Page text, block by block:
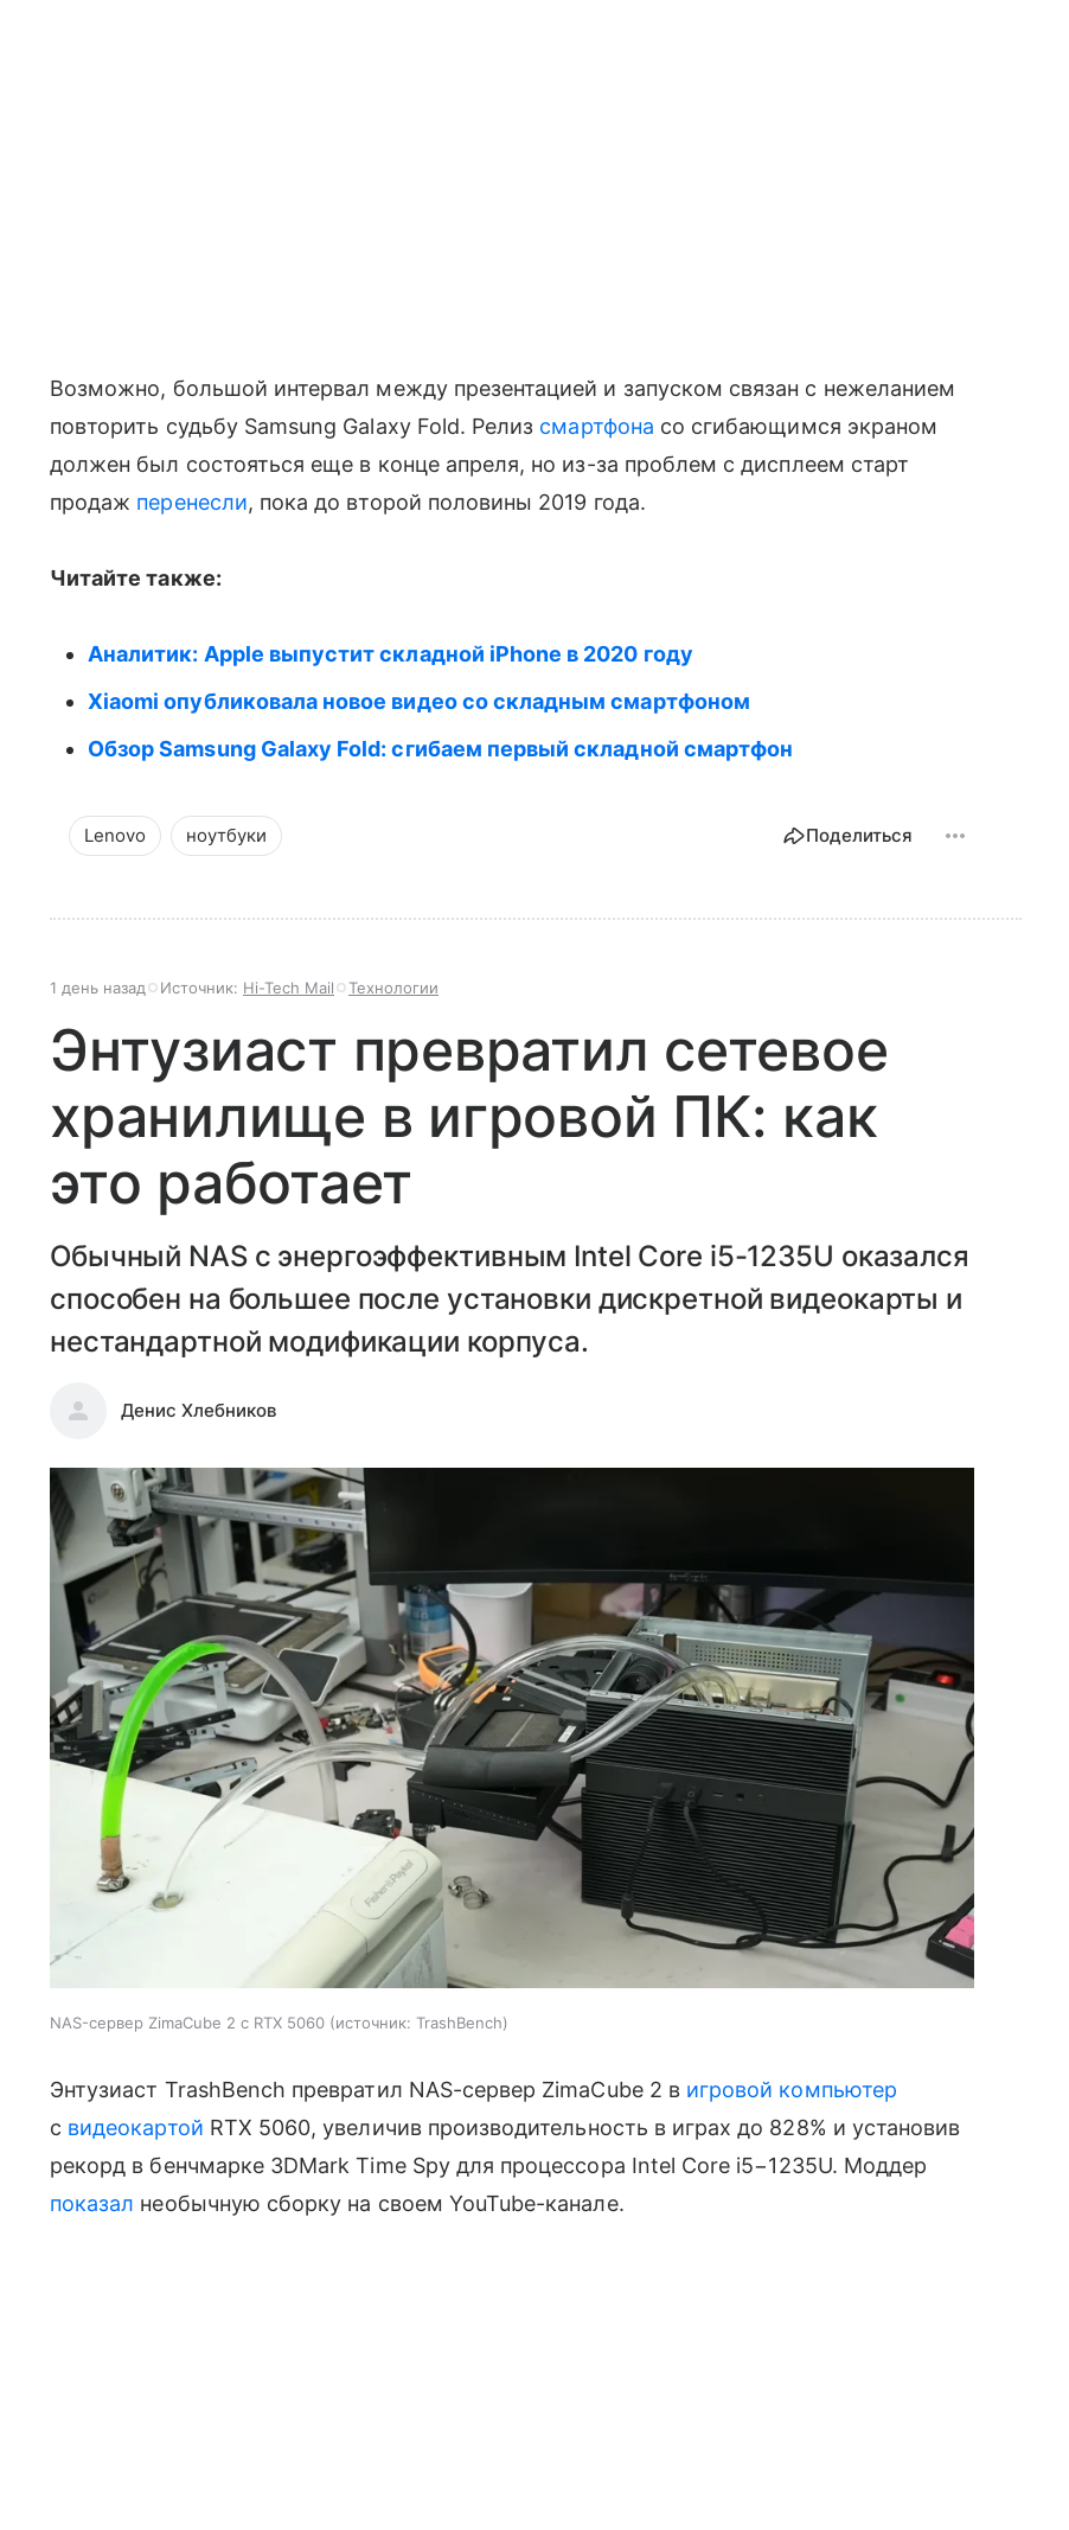
Возможно, большой интервал между презентацией и запуском связан с нежеланием
повторить судьбу Samsung Galaxy Fold. Релиз смартфона со сгибающимся экраном
должен был состояться еще в конце апреля, но из-за проблем с дисплеем старт
продаж перенесли, пока до второй половины 2019 года.
Читайте также:
Аналитик: Apple выпустит складной iPhone в 2020 году
Xiaomi опубликовала новое видео со складным смартфоном
Обзор Samsung Galaxy Fold: сгибаем первый складной смартфон
Lenovo ноутбуки Поделиться
1 день назад Источник: Hi-Tech Mail Технологии
Энтузиаст превратил сетевое
хранилище в игровой ПК: как
это работает
Обычный NAS с энергоэффективным Intel Core i5-1235U оказался
способен на большее после установки дискретной видеокарты и
нестандартной модификации корпуса.
Денис Хлебников
NAS-сервер ZimaCube 2 с RTX 5060 источник: TrashBench
Энтузиаст TrashBench превратил NAS-сервер ZimaCube 2 в игровой компьютер
с видеокартой RTX 5060, увеличив производительность в играх до 828% и установив
рекорд в бенчмарке 3DMark Time Spy для процессора Intel Core i5−1235U. Моддер
показал необычную сборку на своем YouTube-канале.